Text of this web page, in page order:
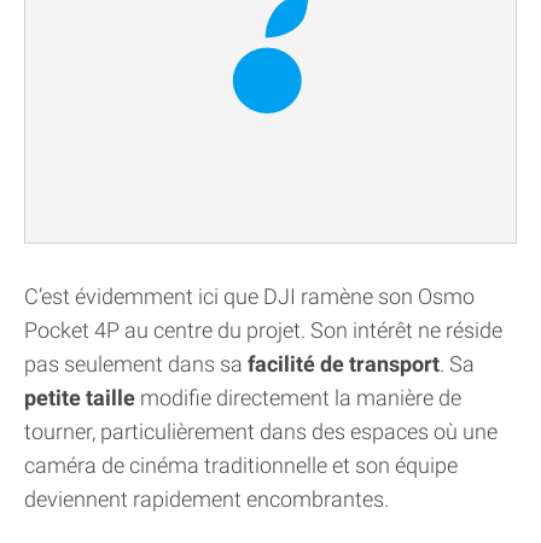
C’est évidemment ici que DJI ramène son Osmo
Pocket 4P au centre du projet. Son intérêt ne réside
pas seulement dans sa facilité de transport. Sa
petite taille modifie directement la manière de
tourner, particulièrement dans des espaces où une
caméra de cinéma traditionnelle et son équipe
deviennent rapidement encombrantes.